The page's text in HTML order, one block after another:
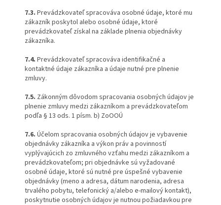
7.3. Prevádzkovateľ spracováva osobné údaje, ktoré mu
zákazník poskytol alebo osobné údaje, ktoré
prevádzkovateľ získal na základe plnenia objednávky
zákazníka.
7.4. Prevádzkovateľ spracováva identifikačné a
kontaktné údaje zákazníka a údaje nutné pre plnenie
zmluvy.
7.5. Zákonným dôvodom spracovania osobných údajov je
plnenie zmluvy medzi zákazníkom a prevádzkovateľom
podľa § 13 ods. 1 písm. b) ZoOOÚ
7.6. Účelom spracovania osobných údajov je vybavenie
objednávky zákazníka a výkon práv a povinností
vyplývajúcich zo zmluvného vzťahu medzi zákazníkom a
prevádzkovateľom; pri objednávke sú vyžadované
osobné údaje, ktoré sú nutné pre úspešné vybavenie
objednávky (meno a adresa, dátum narodenia, adresa
trvalého pobytu, telefonický a/alebo e-mailový kontakt),
poskytnutie osobných údajov je nutnou požiadavkou pre